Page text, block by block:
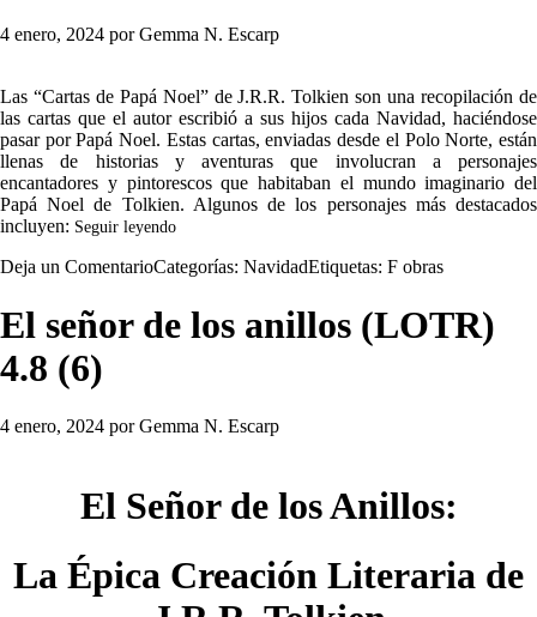
4 enero, 2024 porGemma N. Escarp
Las “Cartas de Papá Noel” de J.R.R. Tolkien son una recopilación de
las cartas que el autor escribió a sus hijos cada Navidad, haciéndose
pasar por Papá Noel. Estas cartas, enviadas desde el Polo Norte, están
llenas de historias y aventuras que involucran a personajes
encantadores y pintorescos que habitaban el mundo imaginario del
Papá Noel de Tolkien. Algunos de los personajes más destacados
incluyen: Seguir leyendo
Deja un ComentarioCategorías: NavidadEtiquetas: F obras
El señor de los anillos (LOTR)
4.8 (6)
4 enero, 2024 porGemma N. Escarp
El Señor de los Anillos:
La Épica Creación Literaria de